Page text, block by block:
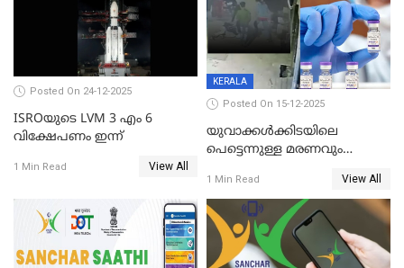
Posted On 24-12-2025
ISROയുടെ LVM 3 എം 6
വിക്ഷേപണം ഇന്ന്
1 Min Read View All
KERALA
Posted On 15-12-2025
യുവാക്കൾക്കിടയിലെ
പെട്ടെന്നുള്ള മരണവും
എയിംസ് നടത്തിയ പഠനം
പുറത്ത്; ഐസിഎംആർ
റിപ്പോർട്ട്
1 Min Read View All